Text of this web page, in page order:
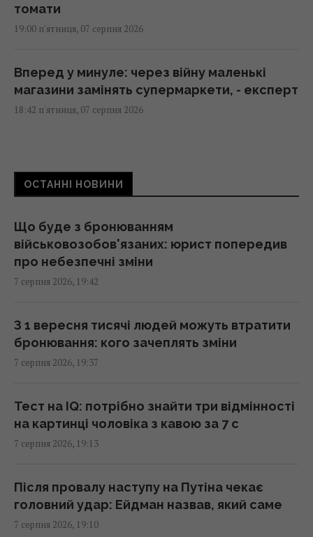
томати
19:00 п'ятниця, 07 серпня 2026
Вперед у минуле: через війну маленькі
магазини замінять супермаркети, - експерт
18:42 п'ятниця, 07 серпня 2026
новобудовах дорожчають, попри падіння
попиту
В Херсонській області уражено базу ФСБ
"Беня House": Мадяр розкрив деталі (відео)
18:33 п'ятниця, 07 серпня 2026
Коли краще їсти помідори для повного
засвоєння вітамінів: вчені дали чітку
відповідь
Складено топ-10 найочікуваніших ігор 2027
року – серед них є український проєкт
Бюджетний вибір: названо головний
автомобільний бестселер у Європі
ОСТАННІ НОВИНИ
Що буде з бронюванням
військовозобов'язаних: юрист попередив
про небезпечні зміни
7 серпня 2026, 19:42
З 1 вересня тисячі людей можуть втратити
бронювання: кого зачеплять зміни
7 серпня 2026, 19:37
Тест на IQ: потрібно знайти три відмінності
на картинці чоловіка з кавою за 7 с
7 серпня 2026, 19:13
Після провалу наступу на Путіна чекає
головний удар: Ейдман назвав, який саме
7 серпня 2026, 19:10